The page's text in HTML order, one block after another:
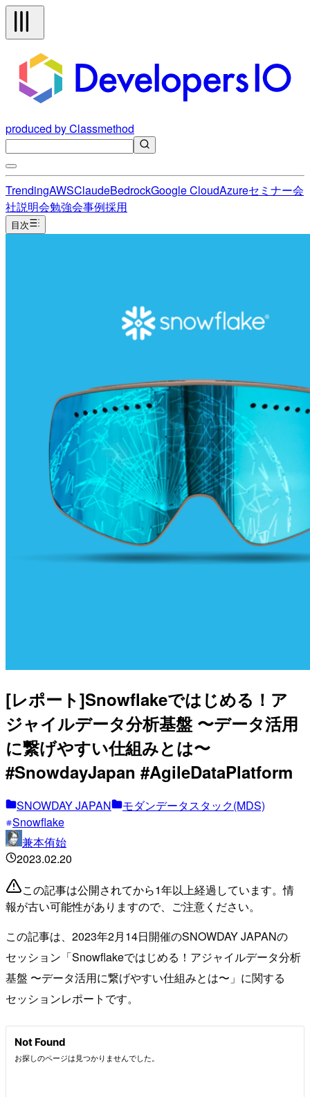
produced by Classmethod
TrendingAWSClaudeBedrockGoogle CloudAzureセミナー会
社説明会勉強会事例採用
目次
[レポート]Snowflakeではじめる！ア
ジャイルデータ分析基盤 〜データ活用
に繋げやすい仕組みとは〜
#SnowdayJapan #AgileDataPlatform
SNOWDAY JAPAN
モダンデータスタック(MDS)
Snowflake
兼本侑始
2023.02.20
この記事は公開されてから1年以上経過しています。情
報が古い可能性がありますので、ご注意ください。
この記事は、2023年2月14日開催のSNOWDAY JAPANの
セッション「Snowflakeではじめる！アジャイルデータ分析
基盤 〜データ活用に繋げやすい仕組みとは〜」に関する
セッションレポートです。